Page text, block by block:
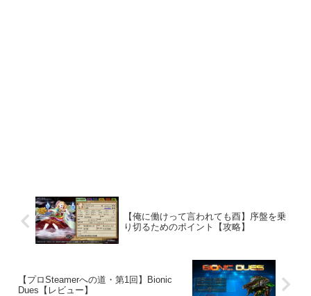
【俺に働けって言われても酉】序盤を乗
り切るためのポイント【攻略】
【プロSteamerへの道・第1回】Bionic
Dues【レビュー】